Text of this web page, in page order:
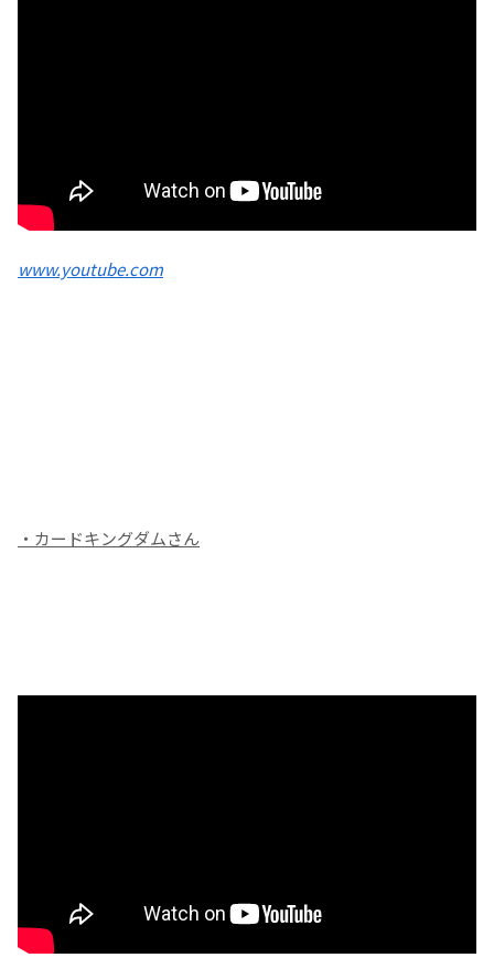
www.youtube.com
・カードキングダムさん